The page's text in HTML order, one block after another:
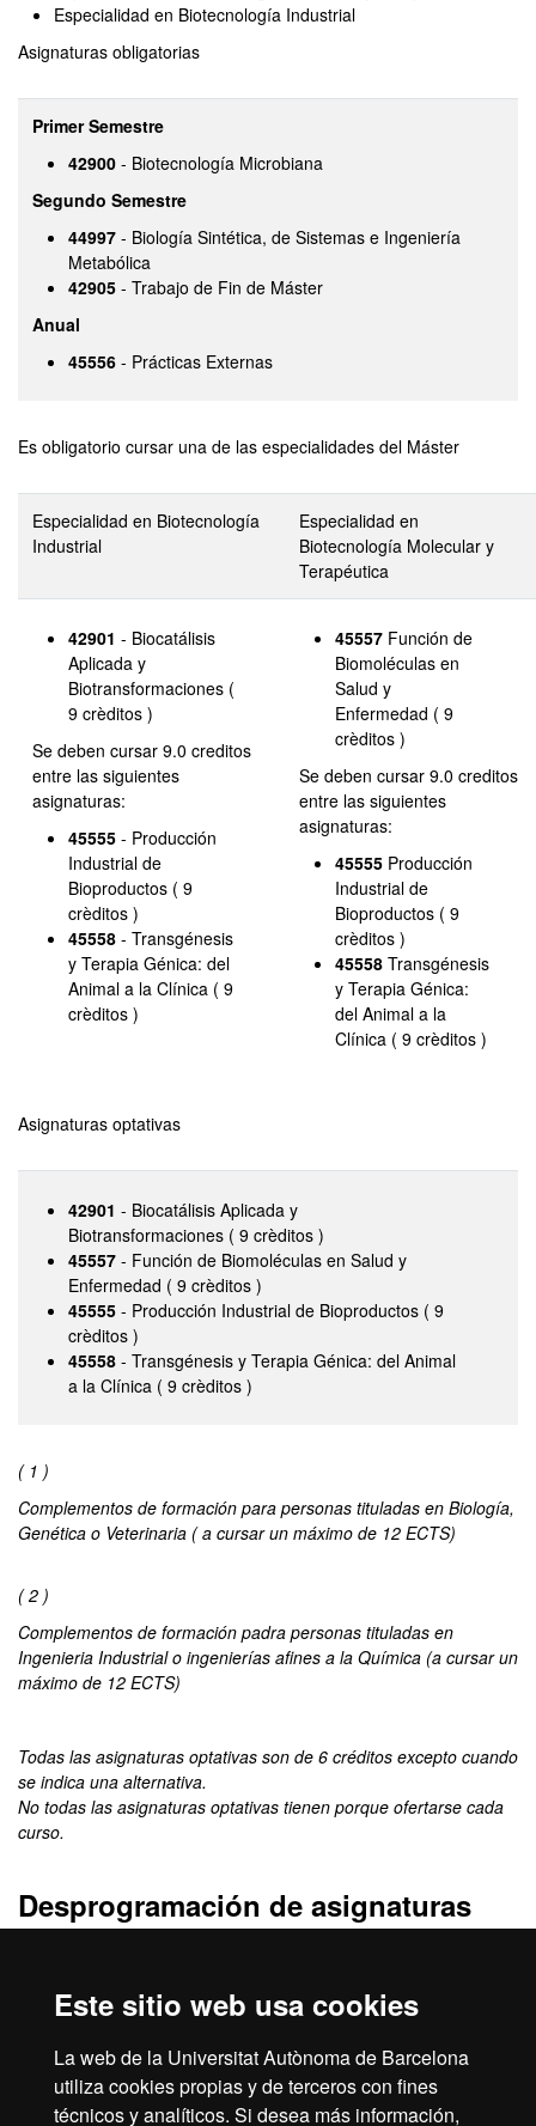
Este sitio web usa cookies
La web de la Universitat Autònoma de Barcelona
utiliza cookies propias y de terceros con fines
técnicos y analíticos. Si desea más información,
Especialidad en Biotecnología Industrial
Asignaturas obligatorias
Primer Semestre
42900 - Biotecnología Microbiana
Segundo Semestre
44997 - Biología Sintética, de Sistemas e Ingeniería
Metabólica
42905 - Trabajo de Fin de Máster
Anual
45556 - Prácticas Externas
Es obligatorio cursar una de las especialidades del Máster
Especialidad en Biotecnología
Industrial
Especialidad en
Biotecnología Molecular y
Terapéutica
42901 - Biocatálisis
Aplicada y
Biotransformaciones (
9 crèditos )
Se deben cursar 9.0 creditos
entre las siguientes
asignaturas:
45555 - Producción
Industrial de
Bioproductos ( 9
crèditos )
45558 - Transgénesis
y Terapia Génica: del
Animal a la Clínica ( 9
crèditos )
45557 Función de
Biomoléculas en
Salud y
Enfermedad ( 9
crèditos )
Se deben cursar 9.0 creditos
entre las siguientes
asignaturas:
45555 Producción
Industrial de
Bioproductos ( 9
crèditos )
45558 Transgénesis
y Terapia Génica:
del Animal a la
Clínica ( 9 crèditos )
Asignaturas optativas
42901 - Biocatálisis Aplicada y
Biotransformaciones ( 9 crèditos )
45557 - Función de Biomoléculas en Salud y
Enfermedad ( 9 crèditos )
45555 - Producción Industrial de Bioproductos ( 9
crèditos )
45558 - Transgénesis y Terapia Génica: del Animal
a la Clínica ( 9 crèditos )
( 1 )
Complementos de formación para personas tituladas en Biología,
Genética o Veterinaria ( a cursar un máximo de 12 ECTS)
( 2 )
Complementos de formación padra personas tituladas en
Ingenieria Industrial o ingenierías afines a la Química (a cursar un
máximo de 12 ECTS)
Todas las asignaturas optativas son de 6 créditos excepto cuando
se indica una alternativa.
No todas las asignaturas optativas tienen porque ofertarse cada
curso.
Desprogramación de asignaturas
42909 Estrategias para la manipulación genética de
microorganismos
tisular.